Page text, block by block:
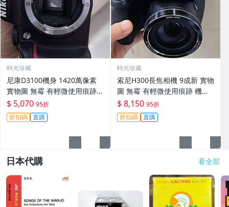
時光珍藏
尼康D3100機身 1420萬像素
實物圖 無霉 有輕微使用痕跡
機身原裝 無拆修無翻新 臨-34
3
$ 5,070 95折
折扣碼 直購
時光珍藏
索尼H300長焦相機 9成新 實物
圖 無霉 有輕微使用痕跡 機身
鏡頭原裝 無拆修無翻新-3430
$ 8,150 95折
折扣碼 直購
日本代購 看全部